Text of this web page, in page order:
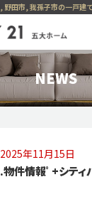
NEWS
2025年11月15日
.物件情報ﾟ+シテ